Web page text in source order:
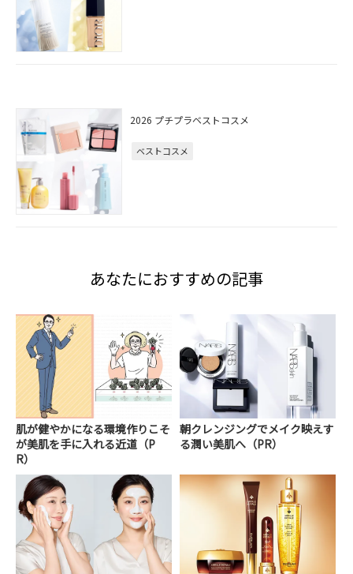
2026 プチプラベストコスメ
ベストコスメ
あなたにおすすめの記事
肌が健やかになる環境作りこそ
が美肌を手に入れる近道（P
R）
朝クレンジングでメイク映えす
る潤い美肌へ（PR）